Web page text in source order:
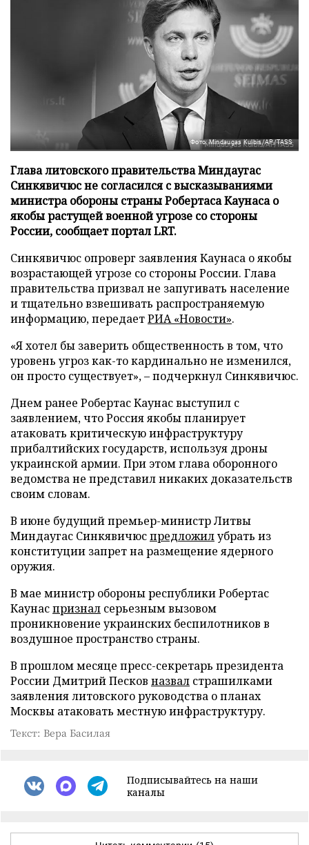
Фото: Mindaugas Kulbis/AP/TASS
Глава литовского правительства Миндаугас
Синкявичюс не согласился с высказываниями
министра обороны страны Робертаса Каунаса о
якобы растущей военной угрозе со стороны
России, сообщает портал LRT.
Синкявичюс опроверг заявления Каунаса о якобы
возрастающей угрозе со стороны России. Глава
правительства призвал не запугивать население
и тщательно взвешивать распространяемую
информацию, передаетРИА «Новости».
«Я хотел бы заверить общественность в том, что
уровень угроз как-то кардинально не изменился,
он просто существует», – подчеркнул Синкявичюс.
Днем ранее Робертас Каунас выступил с
заявлением, что Россия якобы планирует
атаковать критическую инфраструктуру
прибалтийских государств, используя дроны
украинской армии. При этом глава оборонного
ведомства не представил никаких доказательств
своим словам.
В июне будущий премьер-министр Литвы
Миндаугас Синкявичюспредложилубрать из
конституции запрет на размещение ядерного
оружия.
В мае министр обороны республики Робертас
Каунаспризнал серьезным вызовом
проникновение украинских беспилотников в
воздушное пространство страны.
В прошлом месяце пресс-секретарь президента
России Дмитрий Песков назвал страшилками
заявления литовского руководства о планах
Москвы атаковать местную инфраструктуру.
Текст: Вера Басилая
Подписывайтесь на наши
каналы